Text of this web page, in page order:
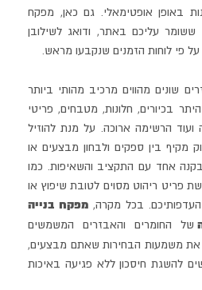
באופן אופטימאלי. גם כאן, מפקח
ששומר עליכם באתר, ודואג לשילובן
פי לוחות הזמנים שנקבעו מראש.
שונים מהווים מרכיב מהותי ביותר
בכיורים, חלונות, מטבחים, פריטי
ועוד הרשימה ארוכה. על מנת להוזיל
מקיף בין ספקים ולבחון מבצעים או
אחד עם התקציב והשאיפות. כמו
פריט ריהוט מסוים לטובת שיפוץ או
בכל מקרה, מפקח בנייה
של החומרים והאבזרים המשמשים
משמעות הבחירות שאתם מבצעים,
להשגת חיסכון ללא פגיעה באיכות